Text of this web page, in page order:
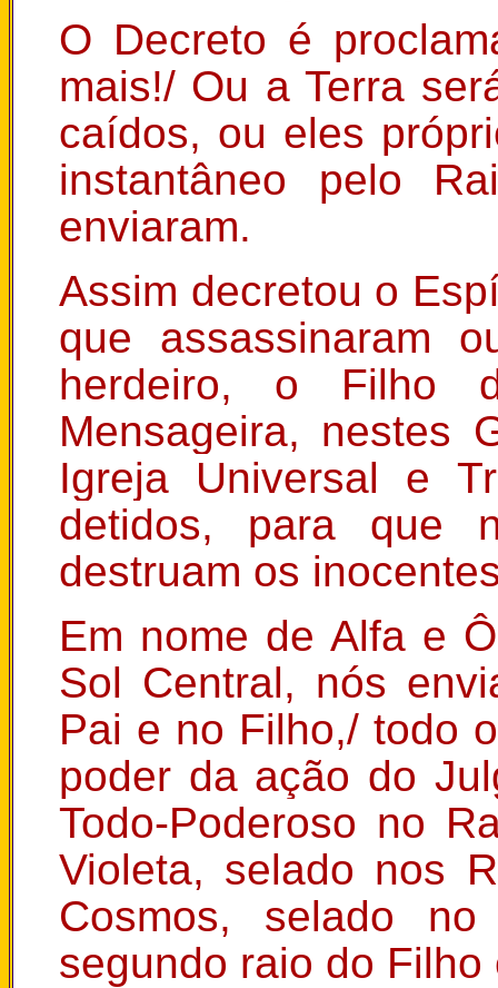
O Decreto é
mais!/ Ou a Terra
caídos, ou eles
instantâneo pelo
enviaram.
Assim decretou o
que assassinaram
herdeiro, o Filho
Mensageira, nestes
Igreja Universal e
detidos, para que
destruam os
Em nome de Alfa e
Sol Central, nós
Pai e no Filho,/ todo
poder da ação do
Todo-Poderoso no
Violeta, selado nos
Cosmos, selado
segundo raio do